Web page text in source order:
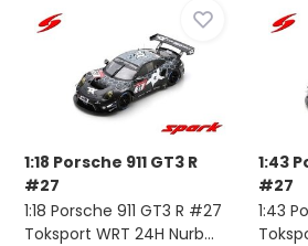
1:18 Porsche 911 GT3 R
#27
1:18 Porsche 911 GT3 R #27
Toksport WRT 24H Nurb...
1:43
#27
1:43